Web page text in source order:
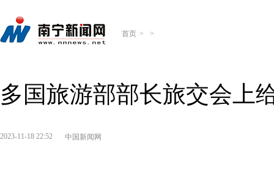
首页 > >
多国旅游部部长旅交会上
2023-11-18 22:52 中国新闻网